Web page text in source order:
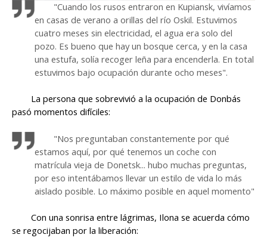
"Cuando los rusos entraron en Kupiansk, vivíamos
en casas de verano a orillas del río Oskil. Estuvimos
cuatro meses sin electricidad, el agua era solo del
pozo. Es bueno que hay un bosque cerca, y en la casa
una estufa, solía recoger leña para encenderla. En total
estuvimos bajo ocupación durante ocho meses".
La persona que sobrevivió a la ocupación de Donbás
pasó momentos difíciles:
"Nos preguntaban constantemente por qué
estamos aquí, por qué tenemos un coche con
matrícula vieja de Donetsk... hubo muchas preguntas,
por eso intentábamos llevar un estilo de vida lo más
aislado posible. Lo máximo posible en aquel momento"
Con una sonrisa entre lágrimas, Ilona se acuerda cómo
se regocijaban por la liberación: